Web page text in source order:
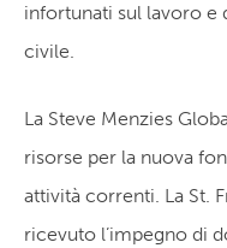
infortunati sul lavoro e
civile.
La Steve Menzies
risorse per la nuova
attività correnti. La St.
ricevuto l’impegno di